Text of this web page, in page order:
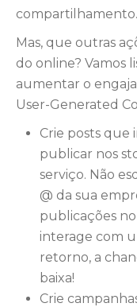
compartilhamento.
Mas, que outras
do online? Vamos
aumentar o
User-Generated
Crie posts que
publicar nos
serviço. Não
@ da sua
publicações
interage com
retorno, a
baixa!
Crie